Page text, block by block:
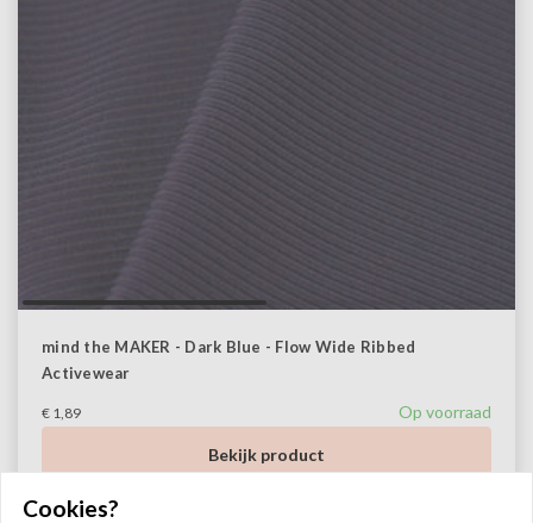
mind the MAKER - Dark Blue - Flow Wide Ribbed
Activewear
€ 1,89 Op voorraad
Bekijk product
Cookies?